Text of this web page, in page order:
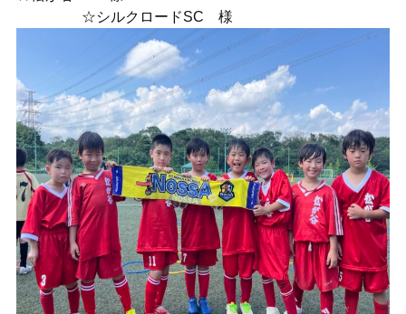
☆シルクロードSC 様